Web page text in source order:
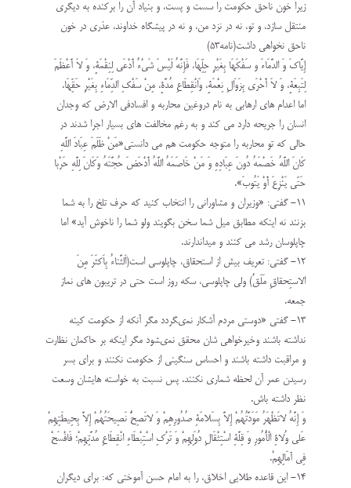
زيرا خون ناحق حکومت را سست و پست، و بنياد آن را برکنده به ديگري
منتقل سازد، و تو، نه در نزد من، و نه در پيشگاه خداوند، عذري در خون
ناحق نخواهي داشت(نامه۵۳)
إِيَّاکَ وَ الدَّمَاءَ و سَفْکَهَا بِغَيْرِ حِلِّهَا، فَإِنَّهُ لَيْسَ شَيْءٌ أَدْعَي لِنِقْمَةٍ، وَ لاَ أَعْظَمَ
لِتَبِعَةٍ، وَ لاَ أَحْرَي بِزَوَالِ نِعْمَةٍ، وَانْقِطَاعِ مُدَّةٍ، مِنْ سَفْکِ الدِّمَاءِ بِغَيْرِ حَقِّهَا.
اما اعدام های ارهابی به نام دروغین محاربه و افسادفی الارض که وجدان
انسان را جریحه دارد می کند و به رغم مخالفت های بسیار اجرا شدند در
حالی که تو محاربه را متوجه حکومت هم می دانستی«مَنْ ظَلَمَ عِبَادَ اللَّهِ
كَانَ اللَّهُ خَصْمَهُ دُونَ عِبَادِهِ وَ مَنْ خَاصَمَهُ اللَّهُ أَدْحَضَ حُجَّتَهُ وَكَانَ لِلَّهِ حَرْبا
حَتّى يَنْزِعَ أَوْ يَتُوبَ».
۱۱- گفتی: «وزیران و مشاورانی را انتخاب کنید که حرف تلخ را به شما
بزنند نه اینکه مطابق میل شما سخن بگویند ولو شما را ناخوش آید» اما
چاپلوسان رشد می کنند و میداندارند.
۱۲- گفتی: تعریف بیش از استحقاق، چاپلوسى است(اَلثَّناءُ بِاَکثَرَ مِنَ
الاستِحقاقِ مَلَقٌ) ولی چاپلوسی، سکه روز است حتی در تریبون های نماز
جمعه.
۱۳- گفتی «دوستى مردم آشكار نمى‏گردد مگر آنکه از حكومت كينه
نداشته باشند وخيرخواهى شان محقق نمى‏شود مگر اینکه بر حاکمان نظارت
و مراقبت داشته باشند و احساس سنگینی از حکومت نکنند و برای بسر
رسیدن عمر آن لحظه شماری نکنند. پس نسبت به خواسته ‏هایشان وسعت
نظر داشته باش.
وَ إِنَّهُ لاتَظْهَرُ مَوَدَّتُهُمْ إِلاَّ بِسَلامَةِ صُدُورِهِمْ وَ لاتَصِحُّ نَصِيحَتُهُمْ إِلاَّ بِحِيطَتِهِمْ
عَلى وُلاةِ الْأُمُورِ وَ قِلَّةِ اسْتِثْقَالِ دُوَلِهِمْ وَ تَرْكِ اسْتِبْطَاءِ انْقِطَاعِ مُدَّتِهِمْ؛ فَافْسَحْ
فِى آمَالِهِمْ.
۱۴- این قاعده طلایی اخلاق، را به امام حسن آموختی که: براى ديگران